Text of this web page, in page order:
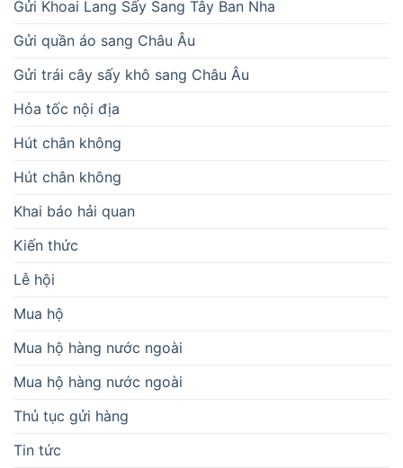
Gửi Khoai Lang Sấy Sang Tây Ban Nha
Gửi quần áo sang Châu Âu
Gửi trái cây sấy khô sang Châu Âu
Hỏa tốc nội địa
Hút chân không
Hút chân không
Khai báo hải quan
Kiến thức
Lễ hội
Mua hộ
Mua hộ hàng nước ngoài
Mua hộ hàng nước ngoài
Thủ tục gửi hàng
Tin tức